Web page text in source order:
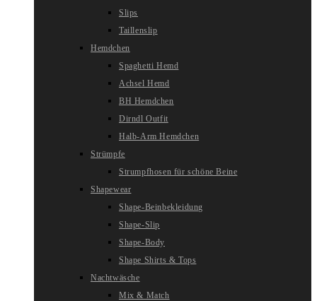
Slips
Taillenslip
Hemdchen
Spaghetti Hemd
Achsel Hemd
BH Hemdchen
Dirndl Outfit
Halb-Arm Hemdchen
Strümpfe
Strumpfhosen für schöne Beine
Shapewear
Shape-Beinbekleidung
Shape-Slip
Shape-Body
Shape Shirts & Tops
Nachtwäsche
Mix & Match